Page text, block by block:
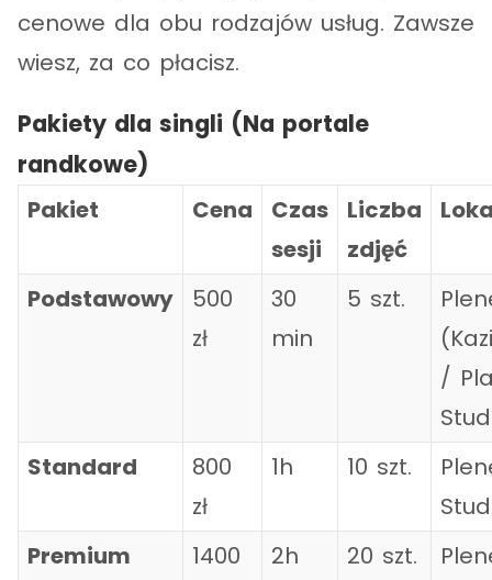
cenowe dla obu rodzajów usług. Zawsze
wiesz, za co płacisz.
Pakiety dla singli (Na portale
randkowe)
Pakiet Cena
Czas
sesji
Liczba
zdjęć
Podstawowy
500
zł
30
min
5 szt.
/
Standard
800
zł
1h 10 szt.
Premium
1400
2h 20 szt.